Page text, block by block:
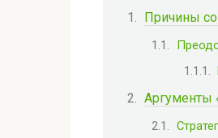
Причины
Аргументы